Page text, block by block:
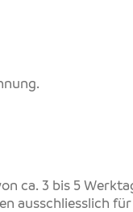
ca. 3 bis 5
ausschliesslich für